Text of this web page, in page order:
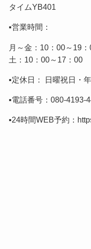
タイムYB401
▪️営業時間：
月～金：10：00～19
土：10：00～17：00
▪️定休日： 日曜祝日・
▪️電話番号： 080-4193-
▪️24時間WEB予約：